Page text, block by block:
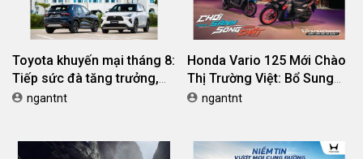
Toyota khuyến mại tháng 8:
Tiếp sức đà tăng trưởng,
tối ưu chi phí mua xe
ngantnt
Honda Vario 125 Mới Chào
Thị Trường Việt: Bổ Sung
Phiên Bản Street, Giá Từ
ngantnt